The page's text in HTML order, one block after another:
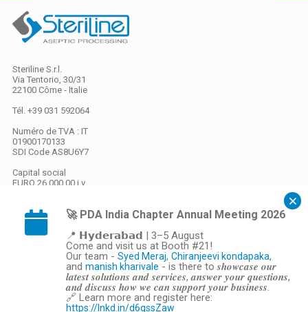
Steriline S.r.l.
Via Tentorio, 30/31
22100 Côme - Italie
Tél. +39 031 592064
Numéro de TVA : IT
01900170133
SDI Code AS8U6Y7
Capital social
EURO 26 000,00 i.v.
Privacy
Cookies
Gestione preferenze cookie
webdesign ovosodo
General Sales Conditions
🚀 PDA India Chapter Annual Meeting 2026
📍 𝗛𝘆𝗱𝗲𝗿𝗮𝗯𝗮𝗱 | 3–5 August
Come and visit us at Booth #21!
Our team - Syed Meraj, Chiranjeevi kondapaka,
and manish kharivale - is there to 𝒔𝒉𝒐𝒘𝒄𝒂𝒔𝒆 𝒐𝒖𝒓
𝒍𝒂𝒕𝒆𝒔𝒕 𝒔𝒐𝒍𝒖𝒕𝒊𝒐𝒏𝒔 𝒂𝒏𝒅 𝒔𝒆𝒓𝒗𝒊𝒄𝒆𝒔, 𝒂𝒏𝒔𝒘𝒆𝒓 𝒚𝒐𝒖𝒓 𝒒𝒖𝒆𝒔𝒕𝒊𝒐𝒏𝒔,
𝒂𝒏𝒅 𝒅𝒊𝒔𝒄𝒖𝒔𝒔 𝒉𝒐𝒘 𝒘𝒆 𝒄𝒂𝒏 𝒔𝒖𝒑𝒑𝒐𝒓𝒕 𝒚𝒐𝒖𝒓 𝒃𝒖𝒔𝒊𝒏𝒆𝒔𝒔.
🔗 Learn more and register here:
https://lnkd.in/d6qssZaw